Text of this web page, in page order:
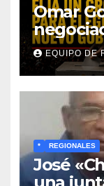
Omar
sentido
para
EQUIPO DE
* REGIONALES
José